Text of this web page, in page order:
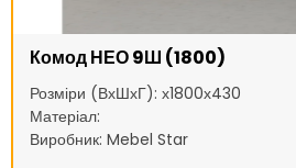
Комод НЕО 9Ш (1800)
Розміри (ВхШхГ): х1800х430
Матеріал:
Виробник: Mebel Star